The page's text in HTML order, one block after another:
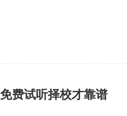
费试听择校才靠谱